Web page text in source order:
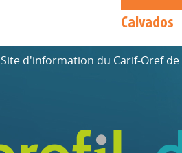
Calvados
Site d'information du Carif-Oref